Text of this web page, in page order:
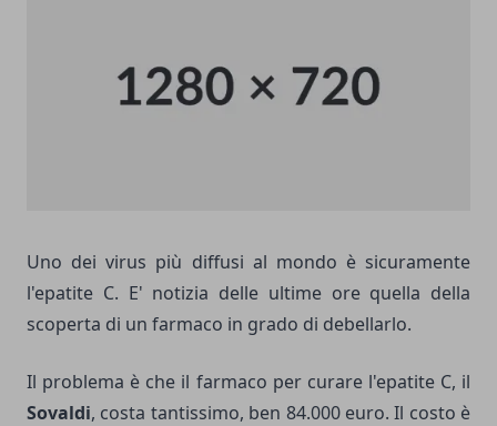
Uno dei virus più diffusi al mondo è sicuramente
l'epatite C. E' notizia delle ultime ore quella della
scoperta di un farmaco in grado di debellarlo.
Il problema è che il farmaco per curare l'epatite C, il
Sovaldi, costa tantissimo, ben 84.000 euro. Il costo è